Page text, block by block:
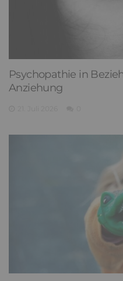
Psychopathie in
Anziehung